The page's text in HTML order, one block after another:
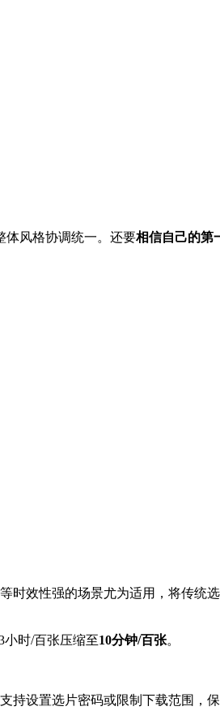
体风格协调统一。还要相信自己的第
时效性强的场景尤为适用，将传统
小时/百张压缩至10分钟/百张。
持设置选片密码或限制下载范围，